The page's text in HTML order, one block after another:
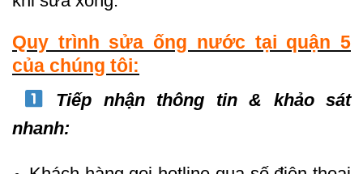
Quy trình sửa ống nước tại quận 5
của chúng tôi:
Tiếp nhận thông tin & khảo sát
nhanh: